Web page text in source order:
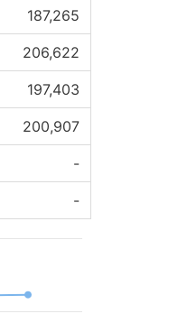
187,265
206,622
197,403
200,907
-
-